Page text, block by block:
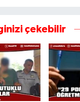
çekebilir